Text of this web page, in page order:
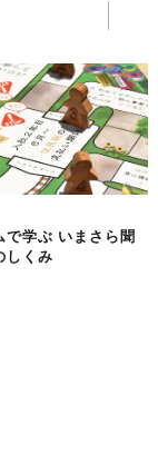
で学ぶ いまさら聞
しくみ